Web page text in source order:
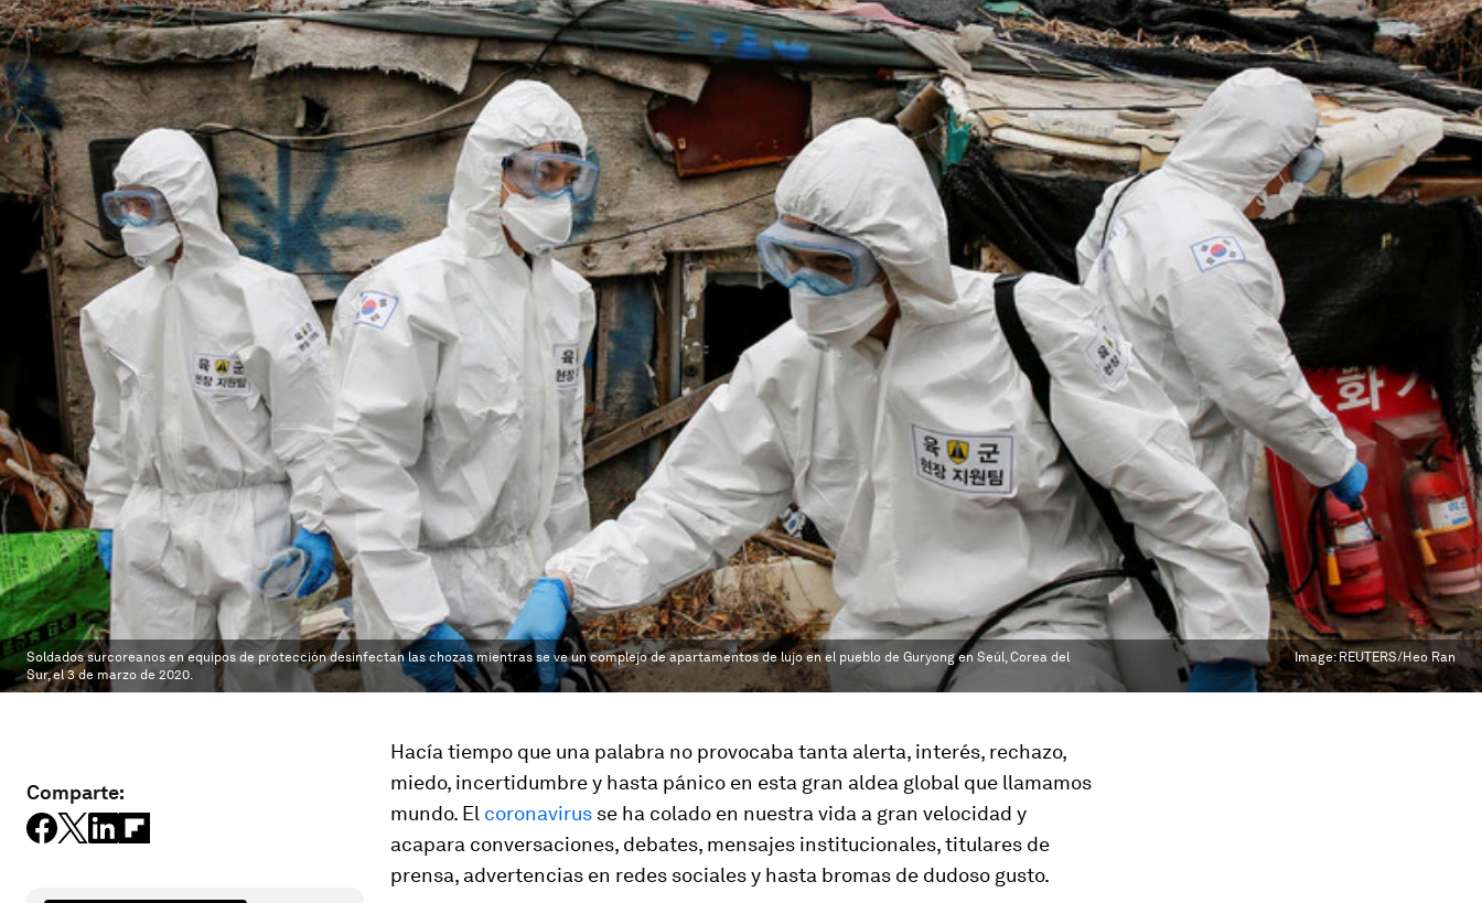
Soldados surcoreanos en equipos de protección desinfectan las chozas mientras se ve un complejo de apartamentos de lujo en el pueblo de Guryong en Seúl, Corea del
Sur, el 3 de marzo de 2020.
Image:REUTERS/Heo Ran
Comparte:
Hacía tiempo que una palabra no provocaba tanta alerta, interés, rechazo,
miedo, incertidumbre y hasta pánico en esta gran aldea global que llamamos
mundo. El coronavirus se ha colado en nuestra vida a gran velocidad y
acapara conversaciones, debates, mensajes institucionales, titulares de
prensa, advertencias en redes sociales y hasta bromas de dudoso gusto.